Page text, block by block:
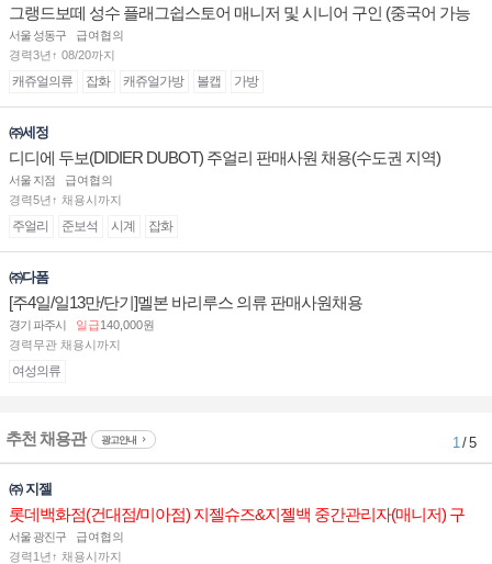
그랭드보떼 성수 플래그쉽스토어 매니저 및 시니어 구인 (중국어 가능
자)
서울 성동구
급여협의
경력3년↑ 08/20까지
캐쥬얼의류 잡화 캐쥬얼가방 볼캡 가방
㈜세정
디디에 두보(DIDIER DUBOT) 주얼리 판매사원 채용(수도권 지역)
서울 지점
급여협의
경력5년↑ 채용시까지
주얼리 준보석 시계 잡화
㈜다폼
[주4일/일13만/단기]멜본 바리루스 의류 판매사원채용
경기 파주시 일급140,000원
경력무관 채용시까지
여성의류
추천 채용관 광고안내 1/ 5
㈜ 지젤
롯데백화점(건대점/미아점) 지젤슈즈&지젤백 중간관리자(매니저) 구
인합니다
서울 광진구
급여협의
경력1년↑ 채용시까지